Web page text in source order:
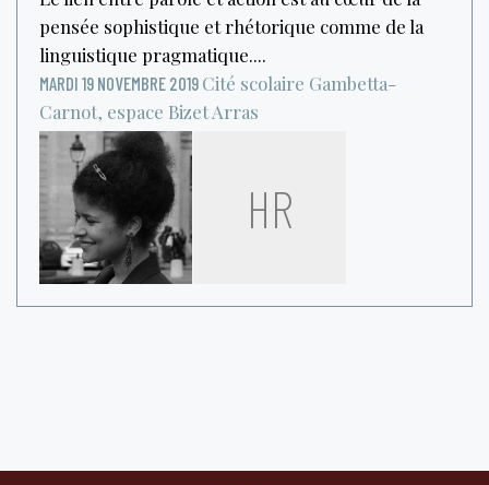
pensée sophistique et rhétorique comme de la
linguistique pragmatique....
MARDI 19 NOVEMBRE 2019 Cité scolaire Gambetta-
Carnot, espace BizetArras
HR